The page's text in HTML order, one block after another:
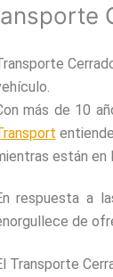
más de 10
están en
respuesta a
de
Transporte